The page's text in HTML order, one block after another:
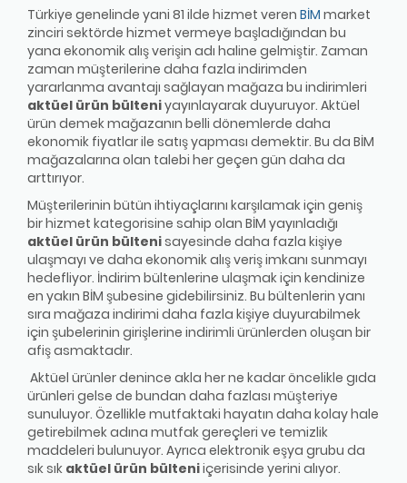
Türkiye genelinde yani 81 ilde hizmet veren BİM market
zinciri sektörde hizmet vermeye başladığından bu
yana ekonomik alış verişin adı haline gelmiştir. Zaman
zaman müşterilerine daha fazla indirimden
yararlanma avantajı sağlayan mağaza bu indirimleri
aktüel ürün bülteniyayınlayarak duyuruyor. Aktüel
ürün demek mağazanın belli dönemlerde daha
ekonomik fiyatlar ile satış yapması demektir. Bu da BİM
mağazalarına olan talebi her geçen gün daha da
arttırıyor.
Müşterilerinin bütün ihtiyaçlarını karşılamak için geniş
bir hizmet kategorisine sahip olan BİM yayınladığı
aktüel ürün bültenisayesinde daha fazla kişiye
ulaşmayı ve daha ekonomik alış veriş imkanı sunmayı
hedefliyor. İndirim bültenlerine ulaşmak için kendinize
en yakın BİM şubesine gidebilirsiniz. Bu bültenlerin yanı
sıra mağaza indirimi daha fazla kişiye duyurabilmek
için şubelerinin girişlerine indirimli ürünlerden oluşan bir
afiş asmaktadır.
Aktüel ürünler denince akla her ne kadar öncelikle gıda
ürünleri gelse de bundan daha fazlası müşteriye
sunuluyor. Özellikle mutfaktaki hayatın daha kolay hale
getirebilmek adına mutfak gereçleri ve temizlik
maddeleri bulunuyor. Ayrıca elektronik eşya grubu da
sık sık aktüel ürün bülteniiçerisinde yerini alıyor.